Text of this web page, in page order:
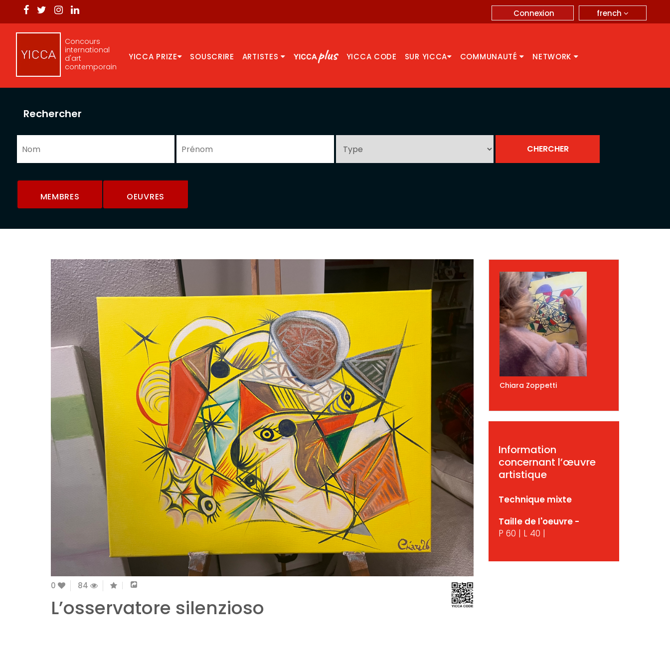
french
Connexion
Concours
international
d'art
contemporain
YICCA PRIZE SOUSCRIRE ARTISTES YICCA CODE SUR YICCA COMMUNAUTÉ NETWORK
Rechercher
MEMBRES OEUVRES
0 84
L’osservatore silenzioso
Chiara Zoppetti
Information
concernant l’œuvre
artistique
Technique mixte
Taille de l'oeuvre -
P 60 | L 40 |